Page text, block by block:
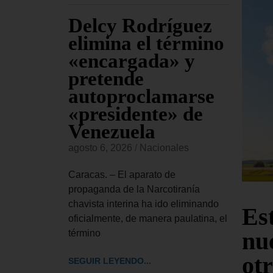
Delcy Rodríguez
elimina el término
«encargada» y
pretende
autoproclamarse
«presidente» de
Venezuela
agosto 6, 2026 Nacionales
Caracas. – El aparato de
propaganda de la Narcotiranía
chavista interina ha ido eliminando
oficialmente, de manera paulatina, el
término
SEGUIR LEYENDO...